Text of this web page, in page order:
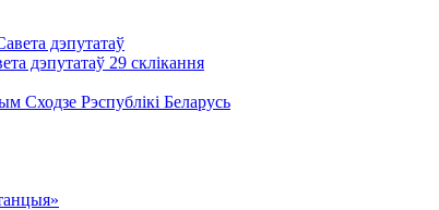
дэпутатаў
дэпутатаў 29 склікання
Сходзе Рэспублікі Беларусь